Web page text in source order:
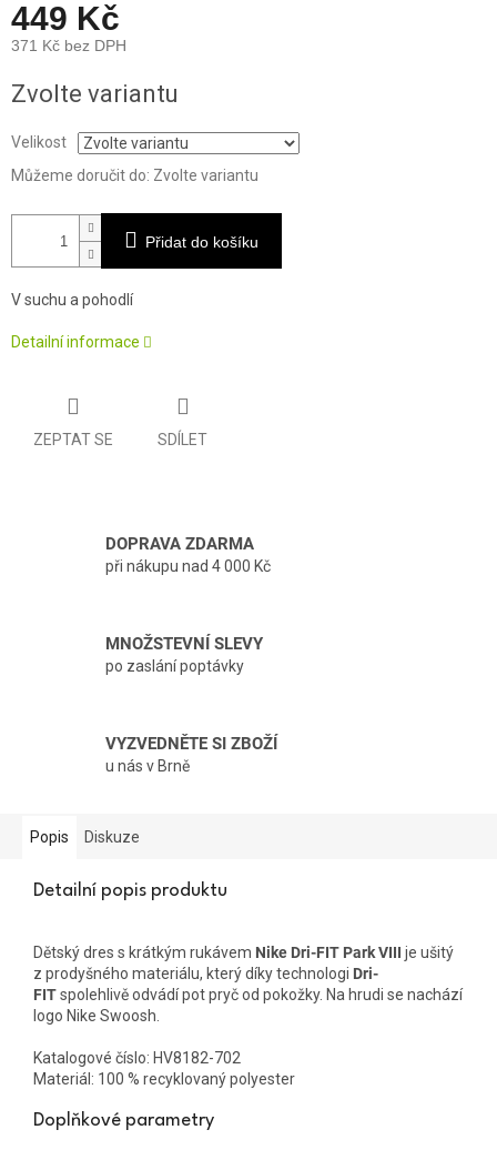
449 Kč
371 Kč bez DPH
cena:
Zvolte variantu
Velikost
Můžeme doručit do: Zvolte variantu
Přidat do košíku
V suchu a pohodlí
Detailní informace
ZEPTAT SE SDÍLET
DOPRAVA ZDARMA
při nákupu nad 4 000 Kč
MNOŽSTEVNÍ SLEVY
po zaslání poptávky
VYZVEDNĚTE SI ZBOŽÍ
u nás v Brně
Popis Diskuze
Detailní popis produktu
Dětský dres s krátkým rukávem Nike Dri-FIT Park VIII je ušitý
z prodyšného materiálu, který díky technologi Dri-
FITspolehlivě odvádí pot pryč od pokožky. Na hrudi se nachází
logo Nike Swoosh.
Katalogové číslo: HV8182-702
Materiál: 100 % recyklovaný polyester
Doplňkové parametry